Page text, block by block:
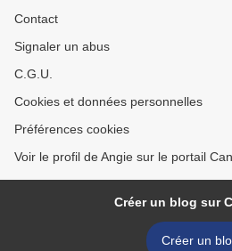
Contact
Signaler un abus
C.G.U.
Cookies et données personnelles
Préférences cookies
Voir le profil de Angie sur le portail
Créer un blog sur
Créer un